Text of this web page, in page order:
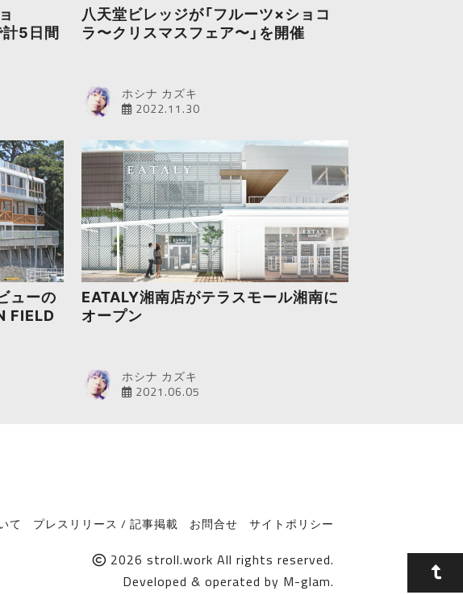
5日間
八天堂ビレッジが「フルーツ×ショコ
ラ〜クリスマスフェア〜」を開催
ホシナ カズキ
2022.11.30
ューの
FIELD
EATALY湘南店がテラスモール湘南に
オープン
ホシナ カズキ
2021.06.05
て プレスリリース / 記事掲載 お問合せ サイトポリシー
2026 stroll.work All rights reserved.
Developed & operated by M-glam.